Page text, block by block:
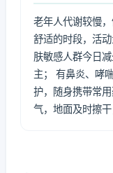
老年人代谢较慢
舒适的时段，活
肤敏感人群今日
主； 有鼻炎、哮
护，随身携带常
气，地面及时擦干